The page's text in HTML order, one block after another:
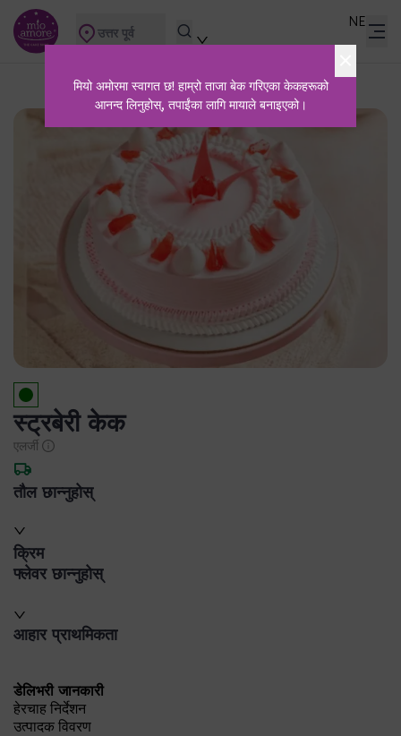
मियो अमोरमा स्वागत छ! हाम्रो ताजा बेक गरिएका केकहरूको
आनन्द लिनुहोस्, तपाईंका लागि मायाले बनाइएको।
उत्तर पूर्व
NE
स्ट्रबेरी केक
एलर्जी
तौल छान्नुहोस्
क्रिम
फ्लेवर छान्नुहोस्
आहार प्राथमिकता
डेलिभरी जानकारी
हेरचाह निर्देशन
उत्पादक विवरण